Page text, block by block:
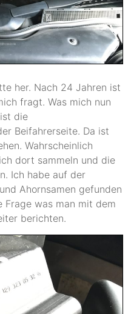
her. Nach 24 Jahren ist
fragt. Was mich nun
die
Beifahrerseite. Da ist
Wahrscheinlich
dort sammeln und die
Ich habe auf der
Ahornsamen gefunden
was man mit dem
berichten.